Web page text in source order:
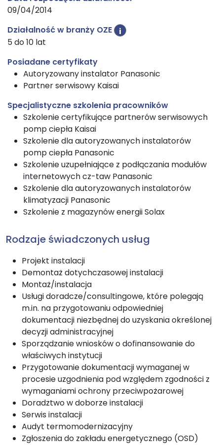
09/04/2014
Działalność w branży OZE
i
5 do 10 lat
Posiadane certyfikaty
Autoryzowany instalator Panasonic
Partner serwisowy Kaisai
Specjalistyczne szkolenia pracowników
Szkolenie certyfikujące partnerów serwisowych
pomp ciepła Kaisai
Szkolenie dla autoryzowanych instalatorów
pomp ciepła Panasonic
Szkolenie uzupełniające z podłączania modułów
internetowych cz-taw Panasonic
Szkolenie dla autoryzowanych instalatorów
klimatyzacji Panasonic
Szkolenie z magazynów energii Solax
Rodzaje świadczonych usług
Projekt instalacji
Demontaż dotychczasowej instalacji
Montaż/instalacja
Usługi doradcze/consultingowe, które polegają
m.in. na przygotowaniu odpowiedniej
dokumentacji niezbędnej do uzyskania określonej
decyzji administracyjnej
Sporządzanie wniosków o dofinansowanie do
właściwych instytucji
Przygotowanie dokumentacji wymaganej w
procesie uzgodnienia pod względem zgodności z
wymaganiami ochrony przeciwpożarowej
Doradztwo w doborze instalacji
Serwis instalacji
Audyt termomodernizacyjny
Zgłoszenia do zakładu energetycznego (OSD)